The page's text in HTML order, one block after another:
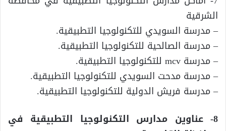
الشرقية
– مدرسة السويدي للتكنولوجيا التطبيقية.
– مدرسة الصالحية للتكنولوجيا التطبيقية.
– مدرسة mcv للتكنولوجيا التطبيقية.
– مدرسة مدحت السويدي للتكنولوجيا التطبيقية.
– مدرسة فريش الدولية للتكنولوجيا التطبيقية.
8- عناوين مدارس التكنولوجيا التطبيقية في